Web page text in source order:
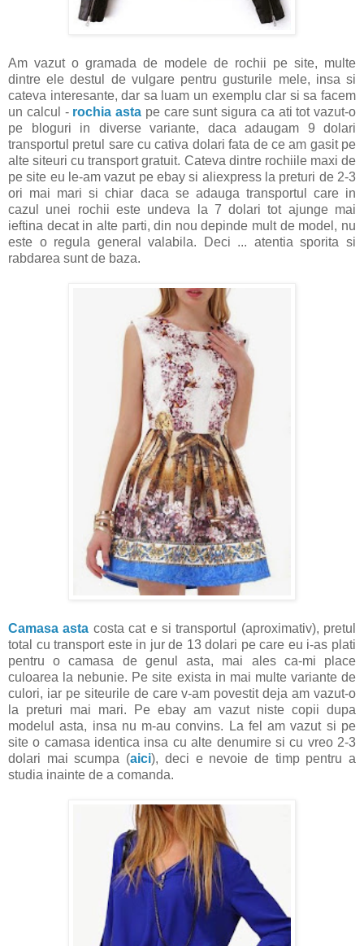
Am vazut o gramada de modele de rochii pe site, multe
dintre ele destul de vulgare pentru gusturile mele, insa si
cateva interesante, dar sa luam un exemplu clar si sa facem
un calcul - rochia asta pe care sunt sigura ca ati tot vazut-o
pe bloguri in diverse variante, daca adaugam 9 dolari
transportul pretul sare cu cativa dolari fata de ce am gasit pe
alte siteuri cu transport gratuit. Cateva dintre rochiile maxi de
pe site eu le-am vazut pe ebay si aliexpress la preturi de 2-3
ori mai mari si chiar daca se adauga transportul care in
cazul unei rochii este undeva la 7 dolari tot ajunge mai
ieftina decat in alte parti, din nou depinde mult de model, nu
este o regula general valabila. Deci ... atentia sporita si
rabdarea sunt de baza.
Camasa asta costa cat e si transportul (aproximativ), pretul
total cu transport este in jur de 13 dolari pe care eu i-as plati
pentru o camasa de genul asta, mai ales ca-mi place
culoarea la nebunie. Pe site exista in mai multe variante de
culori, iar pe siteurile de care v-am povestit deja am vazut-o
la preturi mai mari. Pe ebay am vazut niste copii dupa
modelul asta, insa nu m-au convins. La fel am vazut si pe
site o camasa identica insa cu alte denumire si cu vreo 2-3
dolari mai scumpa (aici), deci e nevoie de timp pentru a
studia inainte de a comanda.